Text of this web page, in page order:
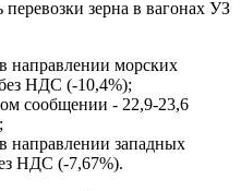
зерна в вагонах УЗ
направлении морских
НДС (-10,4%);
сообщении - 22,9-23,6
направлении западных
НДС (-7,67%).